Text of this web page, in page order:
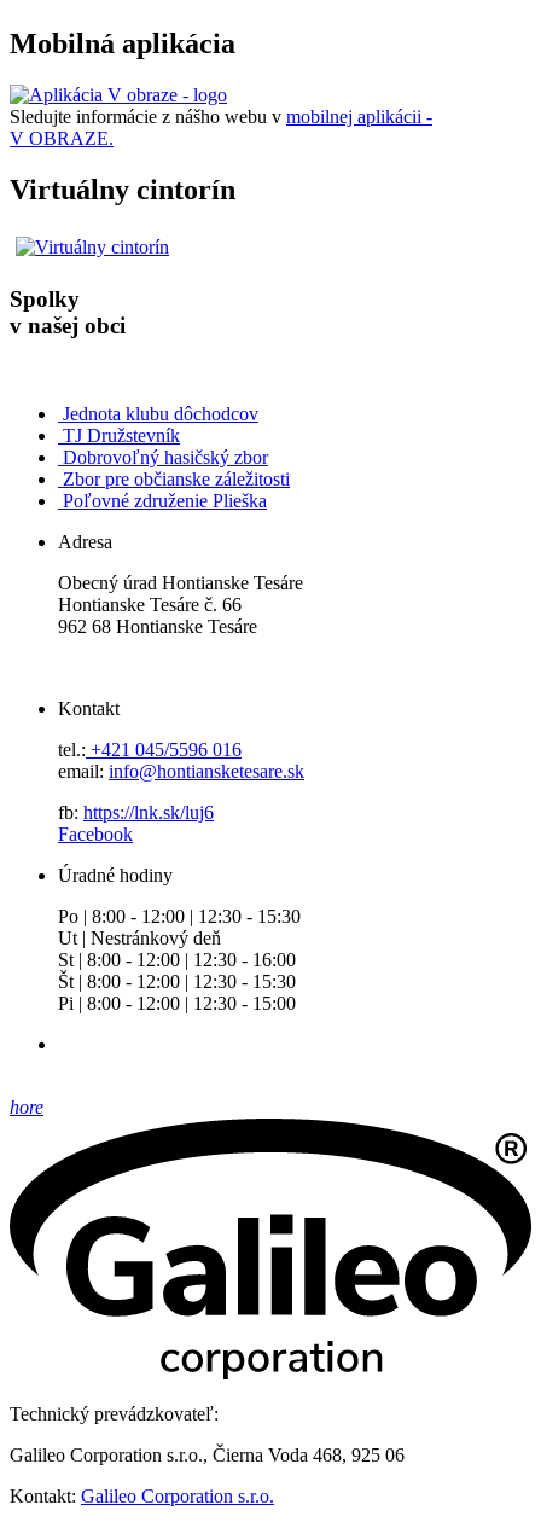
Mobilná aplikácia
Sledujte informácie z nášho webu v mobilnej aplikácii -
V OBRAZE.
Virtuálny cintorín
Spolky
v našej obci
Jednota klubu dôchodcov
TJ Družstevník
Dobrovoľný hasičský zbor
Zbor pre občianske záležitosti
Poľovné združenie Plieška
Adresa
Obecný úrad Hontianske Tesáre
Hontianske Tesáre č. 66
962 68 Hontianske Tesáre
Kontakt
tel.: +421 045/5596 016
email: info@hontiansketesare.sk
fb: https://lnk.sk/luj6
Facebook
Úradné hodiny
Po | 8:00 - 12:00 | 12:30 - 15:30
Ut | Nestránkový deň
St | 8:00 - 12:00 | 12:30 - 16:00
Št | 8:00 - 12:00 | 12:30 - 15:30
Pi | 8:00 - 12:00 | 12:30 - 15:00
hore
Technický prevádzkovateľ:
Galileo Corporation s.r.o., Čierna Voda 468, 925 06
Kontakt: Galileo Corporation s.r.o.